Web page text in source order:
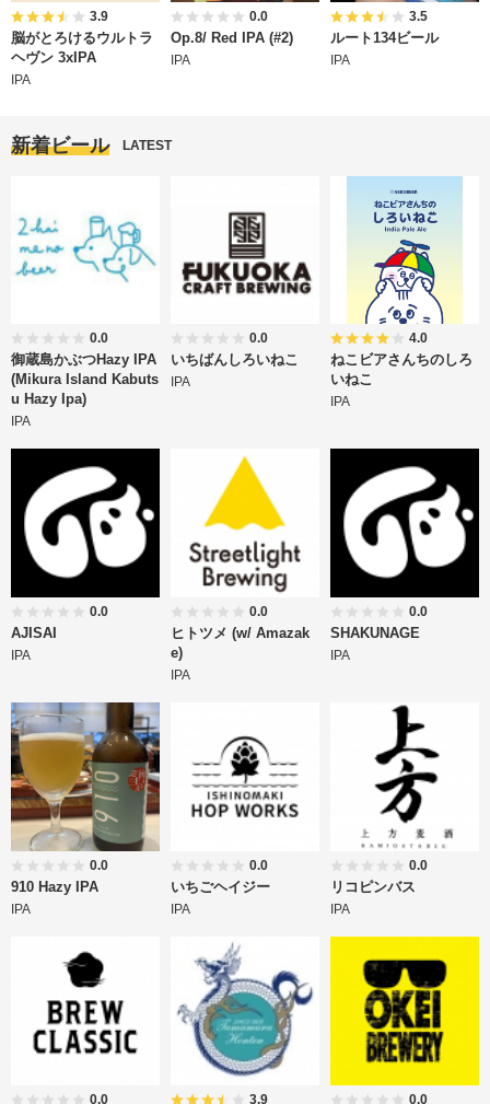
3.9
脳がとろけるウルトラ
ヘヴン 3xIPA
IPA
0.0
Op.8/ Red IPA (#2)
IPA
3.5
ルート134ビール
IPA
新着ビール LATEST
0.0
御蔵島かぶつHazy IPA
(Mikura Island Kabuts
u Hazy Ipa)
IPA
0.0
いちばんしろいねこ
IPA
4.0
ねこビアさんちのしろ
いねこ
IPA
0.0
AJISAI
IPA
0.0
ヒトツメ (w/ Amazak
e)
IPA
0.0
SHAKUNAGE
IPA
0.0
910 Hazy IPA
IPA
0.0
いちごヘイジー
IPA
0.0
リコピンバス
IPA
0.0 3.9 0.0